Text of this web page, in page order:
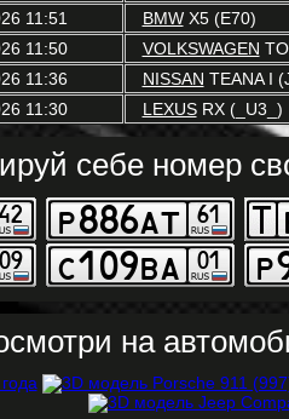
11:51 BMWX5 (E70)
11:50 VOLKSWAGEN
11:36 NISSAN TEANA I
11:30 LEXUSRX (_U3_)
себе номер
на